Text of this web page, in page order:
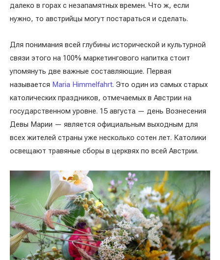
далеко в горах с незапамятных времен. Что ж, если
нужно, то австрийцы могут постараться и сделать.
Для понимания всей глубины исторической и культурной
связи этого на 100% маркетингового напитка стоит
упомянуть две важные составляющие. Первая
называется Maria Himmelfahrt. Это один из самых старых
католических праздников, отмечаемых в Австрии на
государственном уровне. 15 августа — день Вознесения
Девы Марии — является официальным выходным для
всех жителей страны уже несколько сотен лет. Католики
освещают травяные сборы в церквях по всей Австрии.